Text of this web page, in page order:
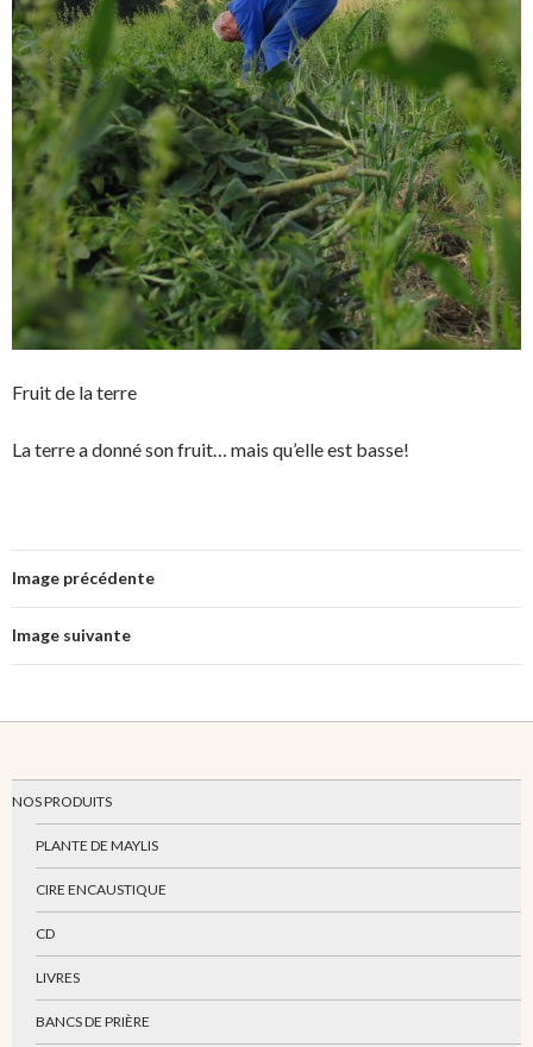
Fruit de la terre
La terre a donné son fruit… mais qu’elle est basse!
Image précédente
Image suivante
NOS PRODUITS
PLANTE DE MAYLIS
CIRE ENCAUSTIQUE
CD
LIVRES
BANCS DE PRIÈRE